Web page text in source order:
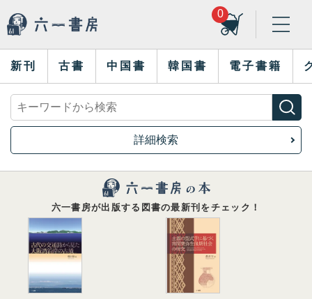
0
新刊 古書 中国書 韓国書 電子書籍
詳細検索
六一書房が出版する図書の最新刊をチェック！